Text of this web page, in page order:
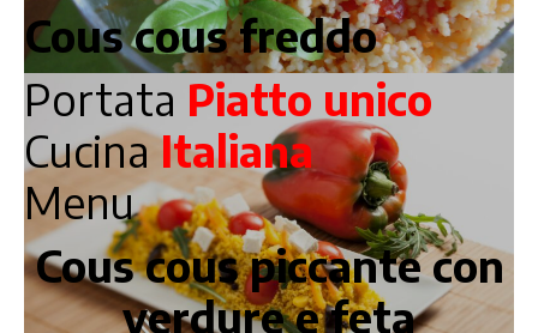
Cous cous freddo
Portata Piatto unico
CucinaItaliana
Menu
Cous cous piccante con
verdure e feta